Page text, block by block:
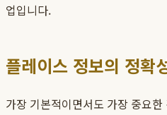
업입니다.
플레이스 정보의 정확
가장 기본적이면서도 가장 중요